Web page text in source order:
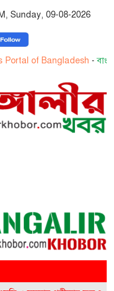
Sunday, 09-08-2026
Bangladesh- বাংলাদেশের